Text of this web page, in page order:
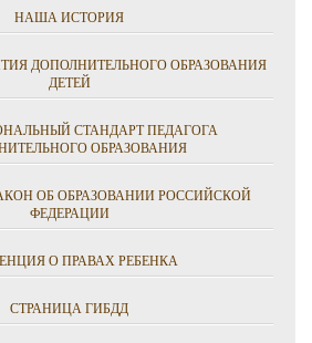
НАША ИСТОРИЯ
ДОПОЛНИТЕЛЬНОГО ОБРАЗОВАНИЯ
ДЕТЕЙ
СТАНДАРТ ПЕДАГОГА
ОБРАЗОВАНИЯ
ОБ ОБРАЗОВАНИИ РОССИЙСКОЙ
ФЕДЕРАЦИИ
О ПРАВАХ РЕБЕНКА
СТРАНИЦА ГИБДД